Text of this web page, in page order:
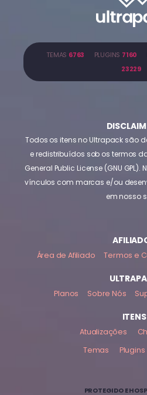
TEMAS 6763 PLUGINS 7160
23229
Todos os itens no Ultrapack são
e redistribuídos sob os termos
General Public License (GNU
vínculos com marcas e/ou
em nosso
Área de Afiliado Termos e
Planos Sobre Nós
ITENS
Atualizações
Temas
Plugins
PROTEGIDO E